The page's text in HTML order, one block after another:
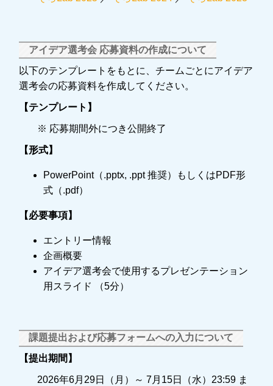
アイデア選考会 応募資料の作成について
以下のテンプレートをもとに、チームごとにアイデア
選考会の応募資料を作成してください。
【テンプレート】
※ 応募期間外につき公開終了
【形式】
PowerPoint（.pptx, .ppt 推奨）もしくはPDF形
式（.pdf）
【必要事項】
エントリー情報
企画概要
アイデア選考会で使用するプレゼンテーション
用スライド （5分）
課題提出および応募フォームへの入力について
【提出期間】
2026年6月29日（月）～ 7月15日（水）23:59 ま